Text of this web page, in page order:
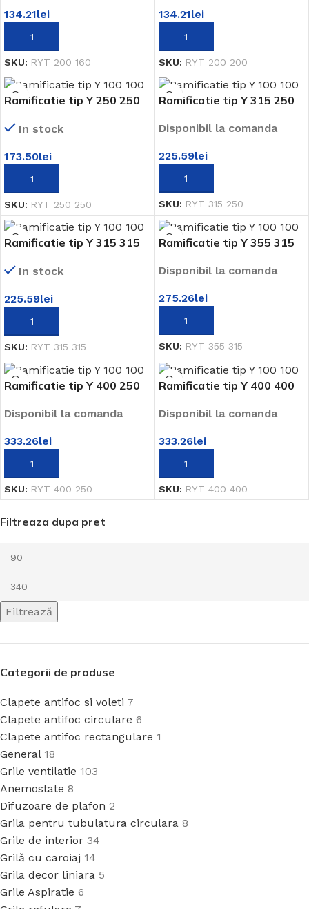
Filtreaza dupa pret
Filtrează
Categorii de produse
Clapete antifoc si voleti 7
Clapete antifoc circulare 6
Clapete antifoc rectangulare 1
General 18
Grile ventilatie 103
Anemostate 8
Difuzoare de plafon 2
Grila pentru tubulatura circulara 8
Grile de interior 34
Grilă cu caroiaj 14
Grila decor liniara 5
Grile Aspiratie 6
134.21lei
ADAUGĂ ÎN COȘ
SKU: RYT 200 160
134.21lei
ADAUGĂ ÎN COȘ
SKU: RYT 200 200
Ramificatie tip Y 250 250
In stock
173.50lei
ADAUGĂ ÎN COȘ
SKU: RYT 250 250
Ramificatie tip Y 315 250
Disponibil la comanda
225.59lei
ADAUGĂ ÎN COȘ
SKU: RYT 315 250
Ramificatie tip Y 315 315
In stock
225.59lei
ADAUGĂ ÎN COȘ
SKU: RYT 315 315
Ramificatie tip Y 355 315
Disponibil la comanda
275.26lei
ADAUGĂ ÎN COȘ
SKU: RYT 355 315
Ramificatie tip Y 400 250
Disponibil la comanda
333.26lei
ADAUGĂ ÎN COȘ
SKU: RYT 400 250
Ramificatie tip Y 400 400
Disponibil la comanda
333.26lei
ADAUGĂ ÎN COȘ
SKU: RYT 400 400